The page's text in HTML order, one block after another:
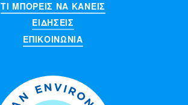
ΤΙ ΜΠΟΡΕΙΣ ΝΑ ΚΑΝΕΙΣ
ΕΙΔΉΣΕΙΣ
ΕΠΙΚΟΙΝΩΝΊΑ